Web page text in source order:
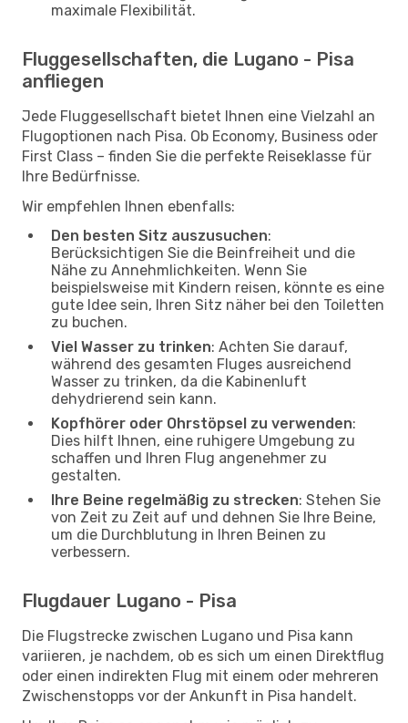
maximale Flexibilität.
Fluggesellschaften, die Lugano - Pisa
anfliegen
Jede Fluggesellschaft bietet Ihnen eine Vielzahl an
Flugoptionen nach Pisa. Ob Economy, Business oder
First Class – finden Sie die perfekte Reiseklasse für
Ihre Bedürfnisse.
Wir empfehlen Ihnen ebenfalls:
Den besten Sitz auszusuchen:
Berücksichtigen Sie die Beinfreiheit und die
Nähe zu Annehmlichkeiten. Wenn Sie
beispielsweise mit Kindern reisen, könnte es eine
gute Idee sein, Ihren Sitz näher bei den Toiletten
zu buchen.
Viel Wasser zu trinken: Achten Sie darauf,
während des gesamten Fluges ausreichend
Wasser zu trinken, da die Kabinenluft
dehydrierend sein kann.
Kopfhörer oder Ohrstöpsel zu verwenden:
Dies hilft Ihnen, eine ruhigere Umgebung zu
schaffen und Ihren Flug angenehmer zu
gestalten.
Ihre Beine regelmäßig zu strecken: Stehen Sie
von Zeit zu Zeit auf und dehnen Sie Ihre Beine,
um die Durchblutung in Ihren Beinen zu
verbessern.
Flugdauer Lugano - Pisa
Die Flugstrecke zwischen Lugano und Pisa kann
variieren, je nachdem, ob es sich um einen Direktflug
oder einen indirekten Flug mit einem oder mehreren
Zwischenstopps vor der Ankunft in Pisa handelt.